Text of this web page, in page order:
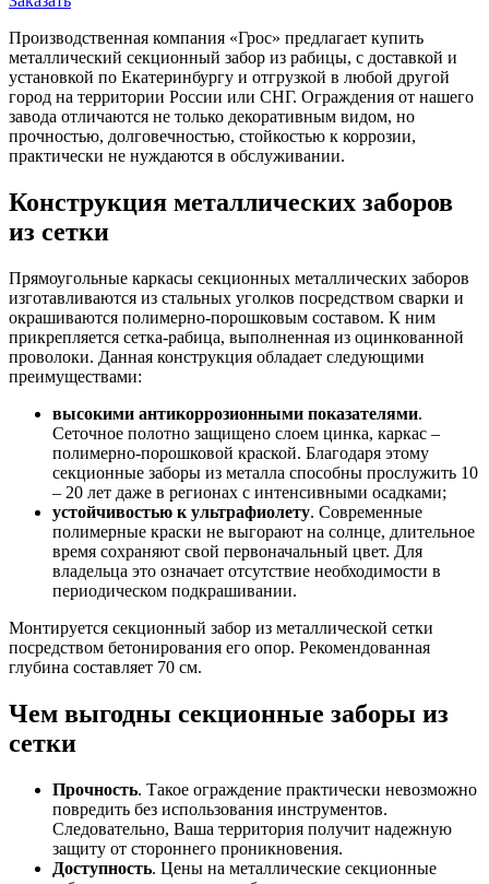
Производственная компания «Грос» предлагает купить
металлический секционный забор из рабицы, с доставкой и
установкой по Екатеринбургу и отгрузкой в любой другой
город на территории России или СНГ. Ограждения от нашего
завода отличаются не только декоративным видом, но
прочностью, долговечностью, стойкостью к коррозии,
практически не нуждаются в обслуживании.
Конструкция металлических заборов
из сетки
Прямоугольные каркасы секционных металлических заборов
изготавливаются из стальных уголков посредством сварки и
окрашиваются полимерно-порошковым составом. К ним
прикрепляется сетка-рабица, выполненная из оцинкованной
проволоки. Данная конструкция обладает следующими
преимуществами:
высокими антикоррозионными показателями.
Сеточное полотно защищено слоем цинка, каркас –
полимерно-порошковой краской. Благодаря этому
секционные заборы из металла способны прослужить 10
– 20 лет даже в регионах с интенсивными осадками;
устойчивостью к ультрафиолету. Современные
полимерные краски не выгорают на солнце, длительное
время сохраняют свой первоначальный цвет. Для
владельца это означает отсутствие необходимости в
периодическом подкрашивании.
Монтируется секционный забор из металлической сетки
посредством бетонирования его опор. Рекомендованная
глубина составляет 70 см.
Чем выгодны секционные заборы из
сетки
Прочность. Такое ограждение практически невозможно
повредить без использования инструментов.
Следовательно, Ваша территория получит надежную
защиту от стороннего проникновения.
Доступность. Цены на металлические секционные